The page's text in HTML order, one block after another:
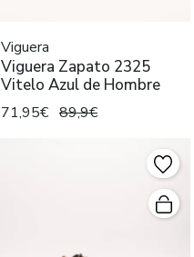
Viguera
Viguera Zapato 2325
Vitelo Azul de Hombre
71,95€ 89,9€